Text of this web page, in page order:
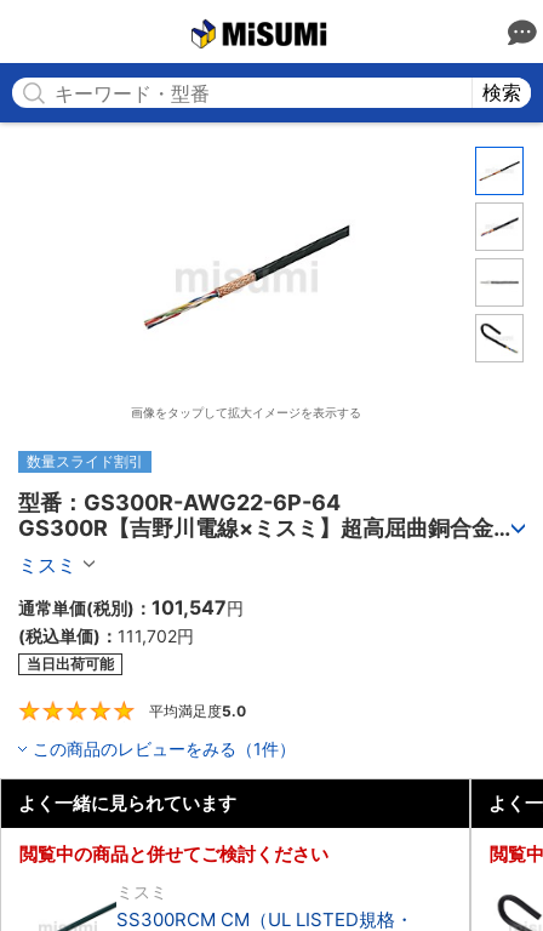
検索
画像をタップして拡大イメージを表示する
数量スライド割引
型番：GS300R-AWG22-6P-64
GS300R【吉野川電線×ミスミ】超高屈曲銅合金ロ
ボットケーブル（シールド無・有）
ミスミ
通常単価(税別)： 101,547円
(税込単価)： 111,702円
当日出荷可能
平均満足度5.0
この商品のレビューをみる（1件）
よく一緒に見られています
閲覧中の商品と併せてご検討ください
ミスミ
SS300RCM CM（UL LISTED規格・
よく
閲覧